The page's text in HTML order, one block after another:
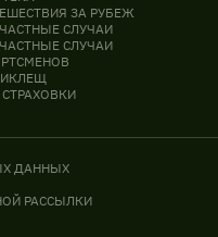
ЗА РУБЕЖ
СЛУЧАИ
СЛУЧАИ
СТРАХОВКИ
ДАННЫХ
РАССЫЛКИ